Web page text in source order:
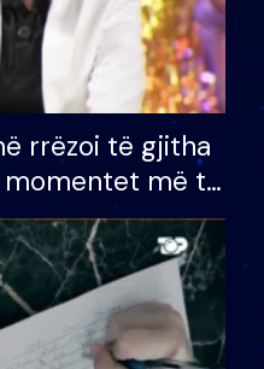
rrëzoi të gjitha
momentet më të
BB VIP: Do më
kur…